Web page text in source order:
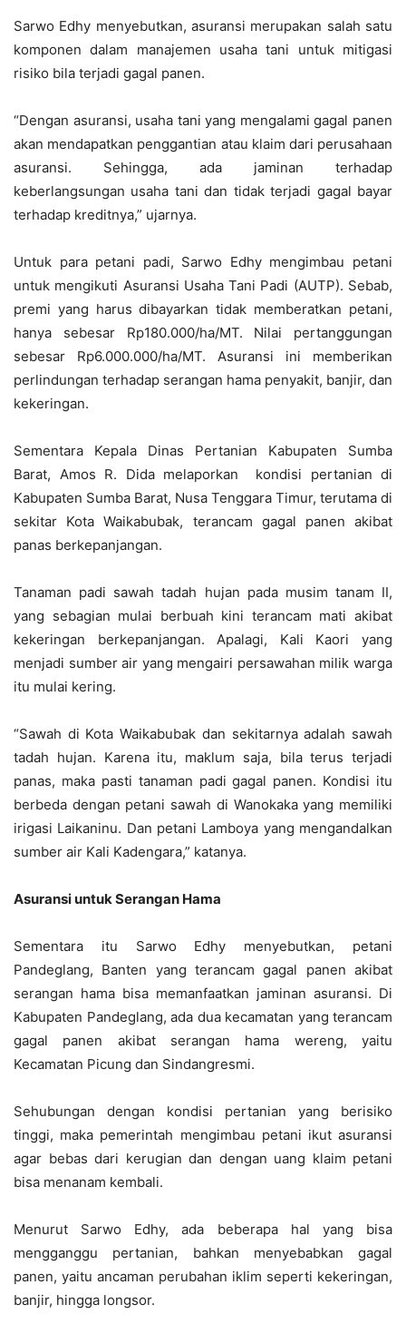
Sarwo Edhy menyebutkan, asuransi merupakan salah satu
komponen dalam manajemen usaha tani untuk mitigasi
risiko bila terjadi gagal panen.
“Dengan asuransi, usaha tani yang mengalami gagal panen
akan mendapatkan penggantian atau klaim dari perusahaan
asuransi. Sehingga, ada jaminan terhadap
keberlangsungan usaha tani dan tidak terjadi gagal bayar
terhadap kreditnya,” ujarnya.
Untuk para petani padi, Sarwo Edhy mengimbau petani
untuk mengikuti Asuransi Usaha Tani Padi (AUTP). Sebab,
premi yang harus dibayarkan tidak memberatkan petani,
hanya sebesar Rp180.000/ha/MT. Nilai pertanggungan
sebesar Rp6.000.000/ha/MT. Asuransi ini memberikan
perlindungan terhadap serangan hama penyakit, banjir, dan
kekeringan.
Sementara Kepala Dinas Pertanian Kabupaten Sumba
Barat, Amos R. Dida melaporkan kondisi pertanian di
Kabupaten Sumba Barat, Nusa Tenggara Timur, terutama di
sekitar Kota Waikabubak, terancam gagal panen akibat
panas berkepanjangan.
Tanaman padi sawah tadah hujan pada musim tanam II,
yang sebagian mulai berbuah kini terancam mati akibat
kekeringan berkepanjangan. Apalagi, Kali Kaori yang
menjadi sumber air yang mengairi persawahan milik warga
itu mulai kering.
“Sawah di Kota Waikabubak dan sekitarnya adalah sawah
tadah hujan. Karena itu, maklum saja, bila terus terjadi
panas, maka pasti tanaman padi gagal panen. Kondisi itu
berbeda dengan petani sawah di Wanokaka yang memiliki
irigasi Laikaninu. Dan petani Lamboya yang mengandalkan
sumber air Kali Kadengara,” katanya.
Asuransi untuk Serangan Hama
Sementara itu Sarwo Edhy menyebutkan, petani
Pandeglang, Banten yang terancam gagal panen akibat
serangan hama bisa memanfaatkan jaminan asuransi. Di
Kabupaten Pandeglang, ada dua kecamatan yang terancam
gagal panen akibat serangan hama wereng, yaitu
Kecamatan Picung dan Sindangresmi.
Sehubungan dengan kondisi pertanian yang berisiko
tinggi, maka pemerintah mengimbau petani ikut asuransi
agar bebas dari kerugian dan dengan uang klaim petani
bisa menanam kembali.
Menurut Sarwo Edhy, ada beberapa hal yang bisa
mengganggu pertanian, bahkan menyebabkan gagal
panen, yaitu ancaman perubahan iklim seperti kekeringan,
banjir, hingga longsor.